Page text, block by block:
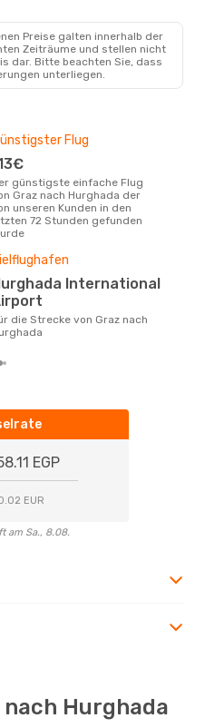
Preise galten innerhalb der
Zeiträume und stellen nicht
dar. Bitte beachten Sie, dass
unterliegen.
Flug
Graz nach Hurghada der
unseren Kunden in den
72 Stunden gefunden
EGP
EUR
am Sa., 8.08.
nach Hurghada